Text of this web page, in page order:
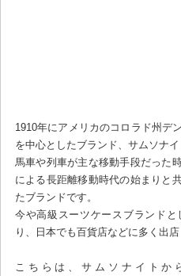
1910年にアメリカのコロラド州デ
を中心としたブランド、サムソナイ
馬車や列車が主な移動手段だった
による長距離移動時代の始まりと
たブランドです。
今や高級スーツケースブランド
り、日本でも百貨店などに多く出店
こちらは、サムソナイトか